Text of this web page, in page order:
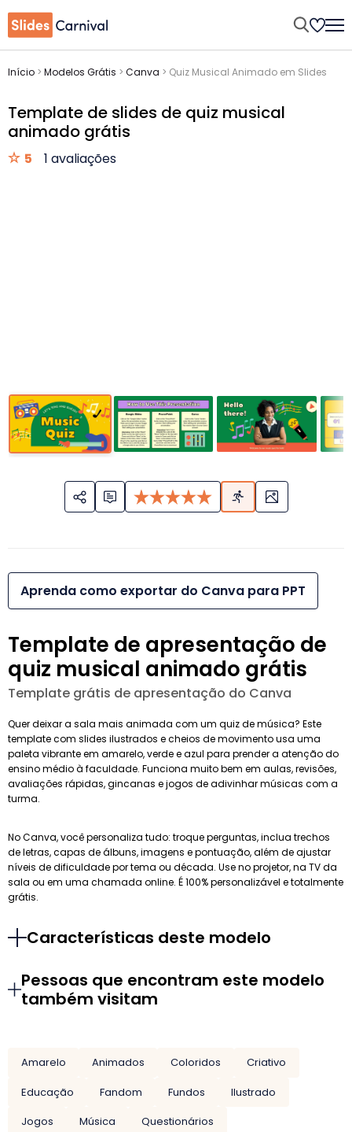
Início > Modelos Grátis > Canva > Quiz Musical Animado em Slides
Template de slides de quiz musical
animado grátis
5 1 avaliações
Aprenda como exportar do Canva para PPT
Template de apresentação de
quiz musical animado grátis
Template grátis de apresentação do Canva
Quer deixar a sala mais animada com um quiz de música? Este
template com slides ilustrados e cheios de movimento usa uma
paleta vibrante em amarelo, verde e azul para prender a atenção do
ensino médio à faculdade. Funciona muito bem em aulas, revisões,
avaliações rápidas, gincanas e jogos de adivinhar músicas com a
turma.
No Canva, você personaliza tudo: troque perguntas, inclua trechos
de letras, capas de álbuns, imagens e pontuação, além de ajustar
níveis de dificuldade por tema ou década. Use no projetor, na TV da
sala ou em uma chamada online. É 100% personalizável e totalmente
grátis.
Características deste modelo
Pessoas que encontram este modelo
também visitam
Amarelo Animados Coloridos
Criativo
Educação
Fandom Fundos
Ilustrado
Jogos
Música Questionários